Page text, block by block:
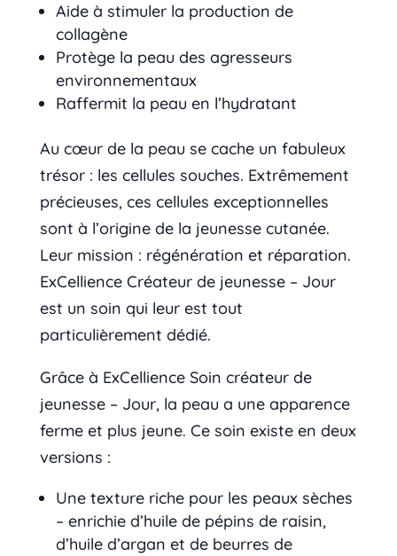
Aide à stimuler la production de
collagène
Protège la peau des agresseurs
environnementaux
Raffermit la peau en l’hydratant
Au cœur de la peau se cache un fabuleux
trésor : les cellules souches. Extrêmement
précieuses, ces cellules exceptionnelles
sont à l’origine de la jeunesse cutanée.
Leur mission : régénération et réparation.
ExCellience Créateur de jeunesse – Jour
est un soin qui leur est tout
particulièrement dédié.
Grâce à ExCellience Soin créateur de
jeunesse – Jour, la peau a une apparence
ferme et plus jeune. Ce soin existe en deux
versions :
Une texture riche pour les peaux sèches
– enrichie d’huile de pépins de raisin,
d’huile d’argan et de beurres de